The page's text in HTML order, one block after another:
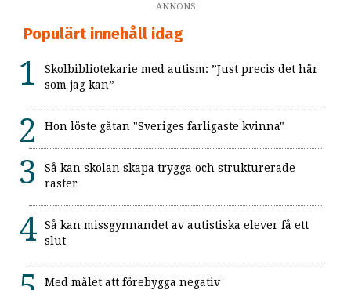
ANNONS
Populärt innehåll idag
Skolbibliotekarie med autism: ”Just precis det här
som jag kan”
Hon löste gåtan "Sveriges farligaste kvinna"
Så kan skolan skapa trygga och strukturerade
raster
Så kan missgynnandet av autistiska elever få ett
slut
Med målet att förebygga negativ